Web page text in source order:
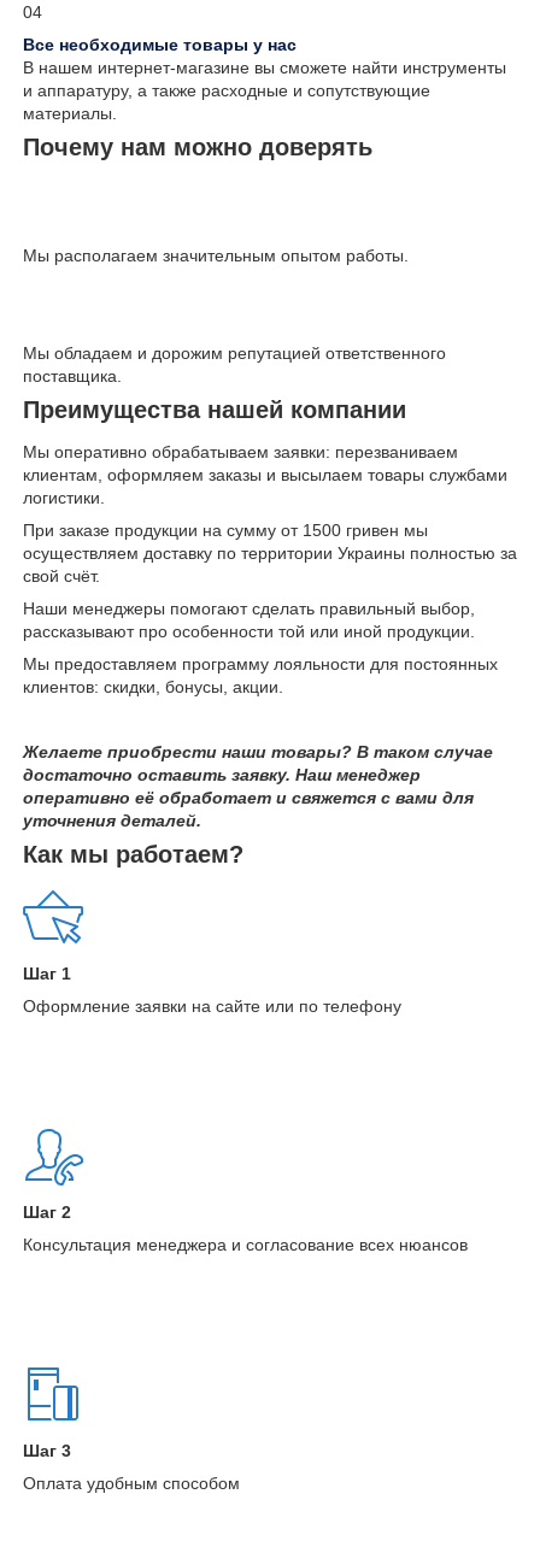
04
Все необходимые товары у нас
В нашем интернет-магазине вы сможете найти инструменты
и аппаратуру, а также расходные и сопутствующие
материалы.
Почему нам можно доверять
Мы располагаем значительным опытом работы.
Мы обладаем и дорожим репутацией ответственного
поставщика.
Преимущества нашей компании
Мы оперативно обрабатываем заявки: перезваниваем
клиентам, оформляем заказы и высылаем товары службами
логистики.
При заказе продукции на сумму от 1500 гривен мы
осуществляем доставку по территории Украины полностью за
свой счёт.
Наши менеджеры помогают сделать правильный выбор,
рассказывают про особенности той или иной продукции.
Мы предоставляем программу лояльности для постоянных
клиентов: скидки, бонусы, акции.
Желаете приобрести наши товары? В таком случае
достаточно оставить заявку. Наш менеджер
оперативно её обработает и свяжется с вами для
уточнения деталей.
Как мы работаем?
Шаг 1
Оформление заявки на сайте или по телефону
Шаг 2
Консультация менеджера и согласование всех нюансов
Шаг 3
Оплата удобным способом